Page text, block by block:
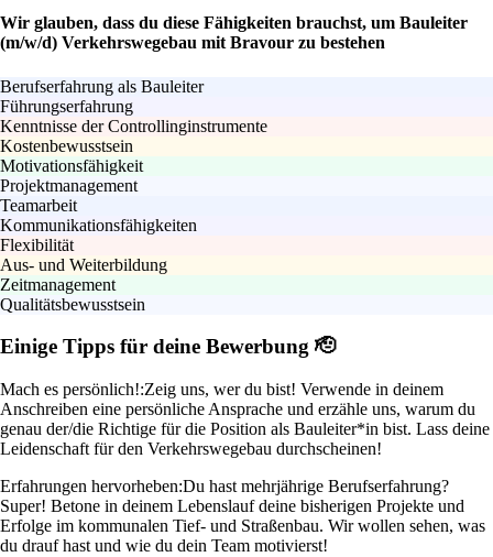
Wir glauben, dass du diese Fähigkeiten brauchst, um Bauleiter
(m/w/d) Verkehrswegebau mit Bravour zu bestehen
Berufserfahrung als Bauleiter
Führungserfahrung
Kenntnisse der Controllinginstrumente
Kostenbewusstsein
Motivationsfähigkeit
Projektmanagement
Teamarbeit
Kommunikationsfähigkeiten
Flexibilität
Aus- und Weiterbildung
Zeitmanagement
Qualitätsbewusstsein
Einige Tipps für deine Bewerbung 🫡
Mach es persönlich!:Zeig uns, wer du bist! Verwende in deinem
Anschreiben eine persönliche Ansprache und erzähle uns, warum du
genau der/die Richtige für die Position als Bauleiter*in bist. Lass deine
Leidenschaft für den Verkehrswegebau durchscheinen!
Erfahrungen hervorheben:Du hast mehrjährige Berufserfahrung?
Super! Betone in deinem Lebenslauf deine bisherigen Projekte und
Erfolge im kommunalen Tief- und Straßenbau. Wir wollen sehen, was
du drauf hast und wie du dein Team motivierst!